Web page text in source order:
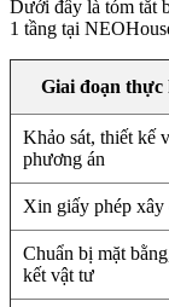
Dưới đây là tóm tắt
1 tầng tại
Giai đoạn thực
Khảo sát, thiết kế
phương án
Xin giấy phép xây
Chuẩn bị mặt
kết vật tư